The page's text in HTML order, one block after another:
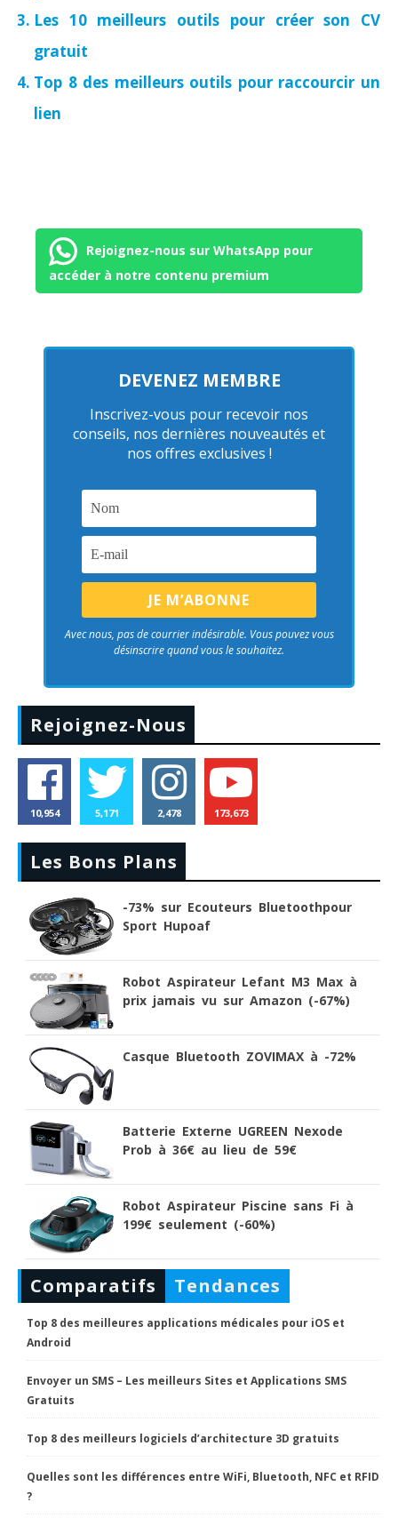
Les 10 meilleurs outils pour créer son CV
gratuit
Top 8 des meilleurs outils pour raccourcir un
lien
Rejoignez-nous sur WhatsApp pour
accéder à notre contenu premium
DEVENEZ MEMBRE
Inscrivez-vous pour recevoir nos
conseils, nos dernières nouveautés et
nos offres exclusives !
Avec nous, pas de courrier indésirable. Vous pouvez vous
désinscrire quand vous le souhaitez.
Rejoignez-Nous
10,954 5,171 2,478 173,673
Les Bons Plans
-73% sur Ecouteurs Bluetoothpour
Sport Hupoaf
Robot Aspirateur Lefant M3 Max à
prix jamais vu sur Amazon (-67%)
Casque Bluetooth ZOVIMAX à -72%
Batterie Externe UGREEN Nexode
Prob à 36€ au lieu de 59€
Robot Aspirateur Piscine sans Fi à
199€ seulement (-60%)
Comparatifs Tendances
Top 8 des meilleures applications médicales pour iOS et
Android
Envoyer un SMS – Les meilleurs Sites et Applications SMS
Gratuits
Top 8 des meilleurs logiciels d’architecture 3D gratuits
Quelles sont les différences entre WiFi, Bluetooth, NFC et RFID
?